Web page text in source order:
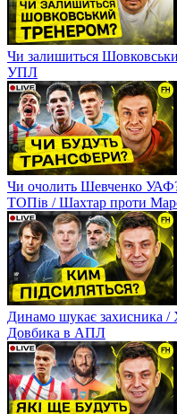
Чи залишиться
УПЛ
Чи очолить Шевченко
ТОПів / Шахтар проти
Динамо шукає захисника /
Довбика в АПЛ